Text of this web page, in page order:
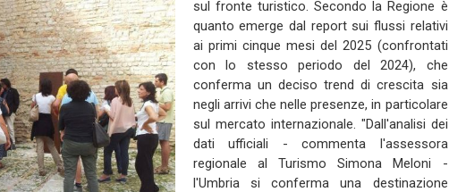
sul fronte turistico. Secondo la Regione è
quanto emerge dal report sui flussi relativi
ai primi cinque mesi del 2025 (confrontati
con lo stesso periodo del 2024), che
conferma un deciso trend di crescita sia
negli arrivi che nelle presenze, in particolare
sul mercato internazionale. "Dall'analisi dei
dati ufficiali - commenta l'assessora
regionale al Turismo Simona Meloni -
l'Umbria si conferma una destinazione